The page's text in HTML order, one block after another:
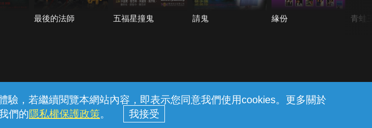
，若繼續閱覽本網站內容，即表示您同意我們使用cookies。更多關於
們的隱私權保護政策。
最後的法師 五福星撞鬼 請鬼 緣份 青蛙
上客服 服務條款 隱私權保護
家庭分公司 (統一編號：96979949) © 2026